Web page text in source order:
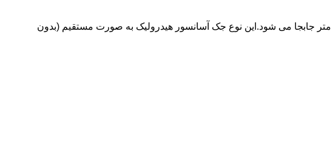
جابجا می شود.این نوع جک آسانسور هیدرولیک به صورت مستقیم (بدون